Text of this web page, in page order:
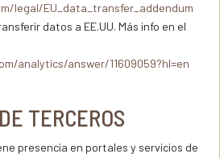
legal/EU_data_transfer_addendum
datos a EE.UU. Más info en el
analytics/answer/11609059?hl=en
TERCEROS
presencia en portales y servicios de